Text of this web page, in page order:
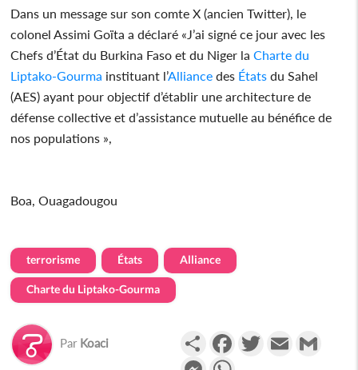
Dans un message sur son comte X (ancien Twitter), le
colonel Assimi Goïta a déclaré «J’ai signé ce jour avec les
Chefs d’État du Burkina Faso et du Niger laCharte du
Liptako-Gourma instituant l’Alliance des États du Sahel
(AES) ayant pour objectif d’établir une architecture de
défense collective et d’assistance mutuelle au bénéfice de
nos populations »,
Boa, Ouagadougou
terrorisme États Alliance
Charte du Liptako-Gourma
Par Koaci PartagerFacebookTwitterEmail
Messenger